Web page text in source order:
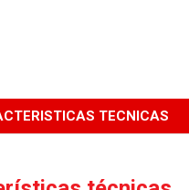
TECNICAS